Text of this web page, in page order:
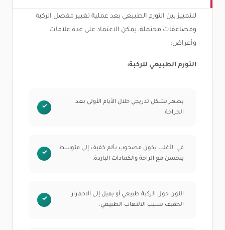
للتمييز بين التورم الطبيعي بعد عملية تغيير مفصل الركبة
ومضاعفات محتملة، يمكن الاعتماد على عدة علامات
وأعراض:
التورم الطبيعي للركبة:
يظهر بشكل تدريجي خلال الأيام الأولى بعد
الجراحة.
في الأغلب يكون مصحوب بألم خفيف إلى متوسط
يتحسن مع الراحة والكمادات الباردة.
اللون حول الركبة طبيعي أو يميل إلى الاحمرار
الخفيف بسبب الالتهاب الطبيعي.